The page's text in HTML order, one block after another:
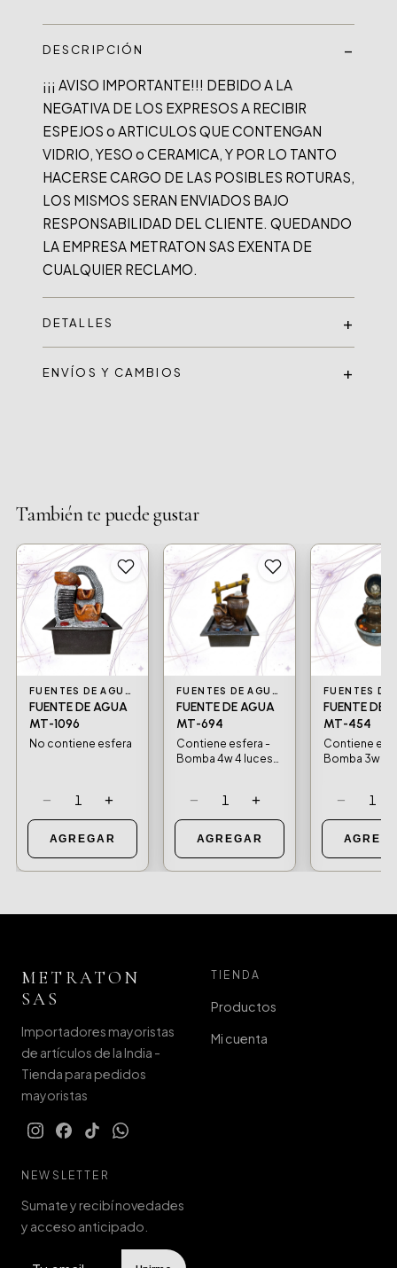
DESCRIPCIÓN
¡¡¡ AVISO IMPORTANTE!!! DEBIDO A LA
NEGATIVA DE LOS EXPRESOS A RECIBIR
ESPEJOS o ARTICULOS QUE CONTENGAN
VIDRIO, YESO o CERAMICA, Y POR LO TANTO
HACERSE CARGO DE LAS POSIBLES ROTURAS,
LOS MISMOS SERAN ENVIADOS BAJO
RESPONSABILIDAD DEL CLIENTE. QUEDANDO
LA EMPRESA METRATON SAS EXENTA DE
DETALLES
ENVÍOS Y CAMBIOS
También te puede gustar
FUENTES DE AGUA Y BOMBAS DE AGUA
FUENTE DE AGUA
MT-1096
No contiene esfera
− 1 +
AGREGAR
FUENTES DE AGUA Y BOMBAS DE AGUA
FUENTE DE AGUA
MT-694
Contiene esfera -
Bomba 4w 4 luces
− 1 +
AGREGAR
FUENTE DE
MT-454
Contiene
Bomba 3w 4
− 1
METRATON
SAS
Importadores mayoristas
de artículos de la India -
Tienda para pedidos
mayoristas
TIENDA
Productos
Mi cuenta
NEWSLETTER
Sumate y recibí novedades
y acceso anticipado.